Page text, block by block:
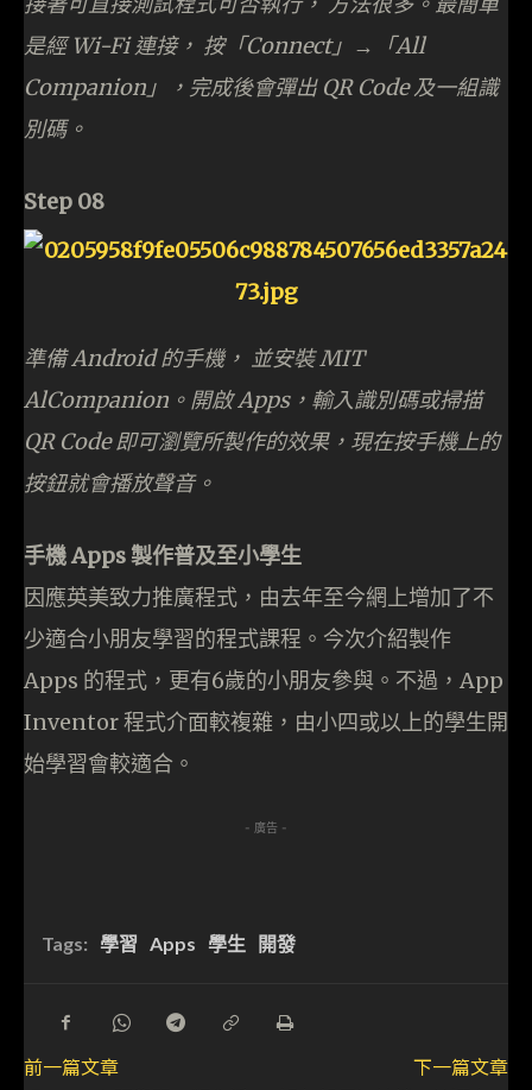
是經 Wi-Fi 連接， 按「Connect」→「All
Companion」，完成後會彈出 QR Code 及一組識
別碼。
Step 08
準備 Android 的手機， 並安裝 MIT
AlCompanion。開啟 Apps，輸入識別碼或掃描
QR Code 即可瀏覽所製作的效果，現在按手機上的
按鈕就會播放聲音。
手機 Apps 製作普及至小學生
因應英美致力推廣程式，由去年至今網上增加了不
少適合小朋友學習的程式課程。今次介紹製作
Apps 的程式，更有6歲的小朋友參與。不過，App
Inventor 程式介面較複雜，由小四或以上的學生開
始學習會較適合。
- 廣告 -
Tags: 學習 Apps 學生 開發
前一篇文章
下一篇文章